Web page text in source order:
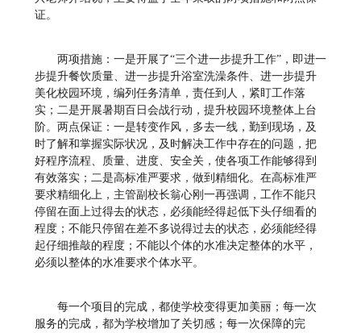
证。
两项措施：一是开展了“三个进一步提升工作”，即进一
步提升餐饮质量、进一步提升浴室洗澡条件、进一步提升
美化校园环境，编列任务清单，责任到人，紧盯工作落
实；二是开展暑期百日会战行动，提升校园环境整体上台
阶。两点保证：一是转变作风，多去一线，勤到现场，及
时了解和掌握实际状况，及时解决工作中存在的问题，把
好程序流程、质量、进度、安全关，使各项工作能够得到
有效落实；二是高标准严要求，做到精细化。在高标准严
要求精细化上，主管副校长翁心刚一再强调，工作不能只
停留在面上过得去的状态，必须能经得起低下头仔细看的
程度；不能只停留在差不多说得过去的状态，必须能经得
起仔细推敲的程度；不能以个体的水准决定整体的水平，
必须以整体的水准要求个体水平。
每一个项目的完成，都使学校变得更加美丽；每一次
服务的完成，都为学校增加了关切感；每一次保障的完